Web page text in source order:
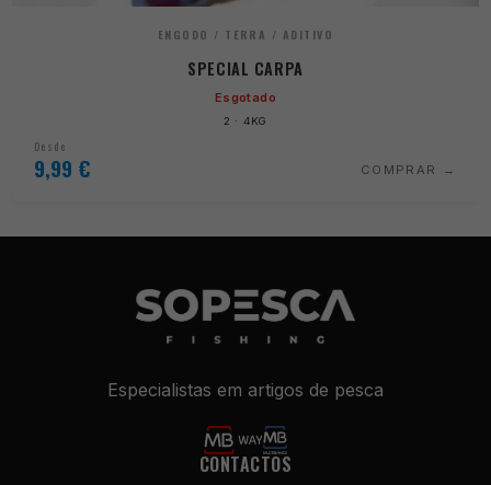
ENGODO / TERRA / ADITIVO
SPECIAL CARPA
Esgotado
2 · 4KG
Desde
9,99 € COMPRAR
Especialistas em artigos de pesca
CONTACTOS